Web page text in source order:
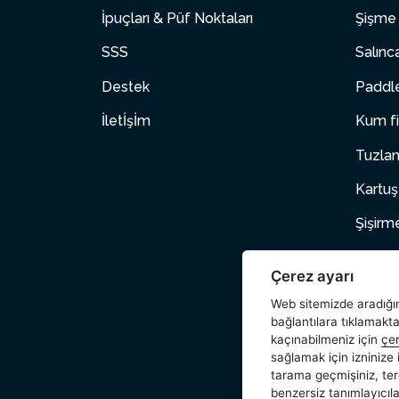
İpuçları & Püf Noktaları
SSS
Destek
İletİşİm Kum
Çerez ayarı
Web sitemizde
bağlantılara
kaçınabilmeniz için
sağlamak için izninize
tarama geçmişiniz,
benzersiz